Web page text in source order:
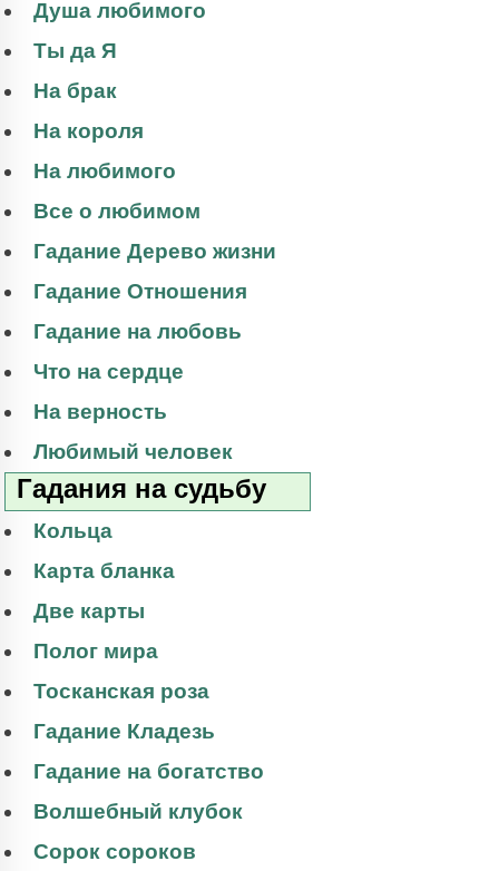
Душа любимого
Ты да Я
На брак
На короля
На любимого
Все о любимом
Гадание Дерево жизни
Гадание Отношения
Гадание на любовь
Что на сердце
На верность
Любимый человек
Гадания на судьбу
Кольца
Карта бланка
Две карты
Полог мира
Тосканская роза
Гадание Кладезь
Гадание на богатство
Волшебный клубок
Сорок сороков